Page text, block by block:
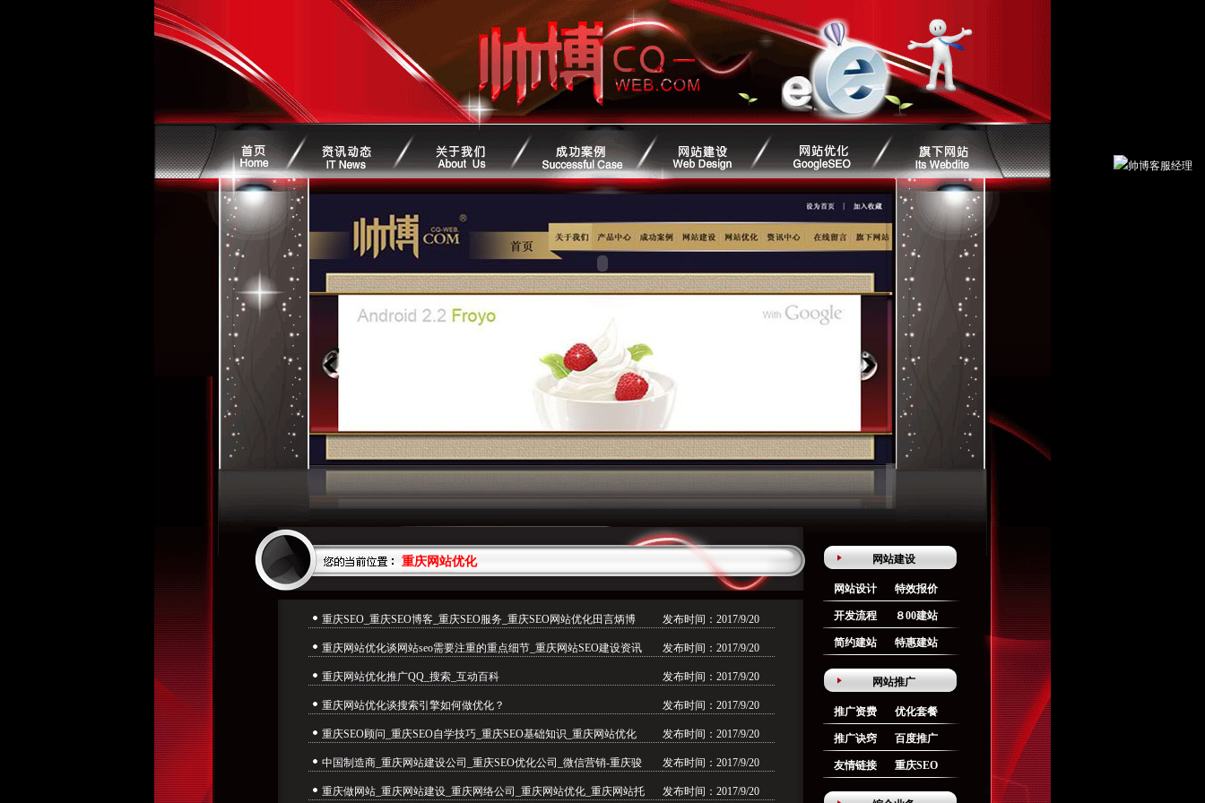
重庆网站优化
重庆SEO_重庆SEO博客_重庆SEO服务_重庆SEO网站优化田言炳博
客
发布时间：2017/9/20
重庆网站优化谈网站seo需要注重的重点细节_重庆网站SEO建设资讯 发布时间：2017/9/20
重庆网站优化推广QQ_搜索_互动百科 发布时间：2017/9/20
重庆网站优化谈搜索引擎如何做优化？ 发布时间：2017/9/20
重庆SEO顾问_重庆SEO自学技巧_重庆SEO基础知识_重庆网站优化 发布时间：2017/9/20
中国制造商_重庆网站建设公司_重庆SEO优化公司_微信营销-重庆骏
本
发布时间：2017/9/20
重庆做网站_重庆网站建设_重庆网络公司_重庆网站优化_重庆网站托 发布时间：2017/9/20
网站建设
网站设计 特效报价
开发流程 ８00建站
简约建站 特惠建站
网站推广
推广资费 优化套餐
推广诀窍 百度推广
友情链接 重庆SEO